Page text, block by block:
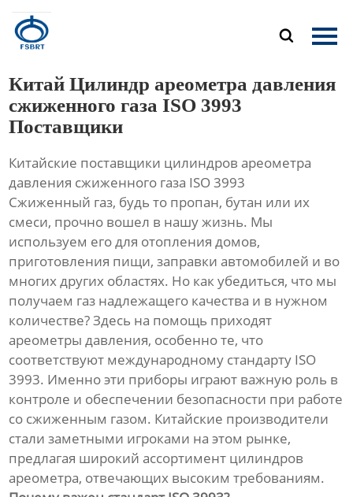

Главная
Контакты
Китай Цилиндр ареометра давления
сжиженного газа ISO 3993
Поставщики
Китайские поставщики цилиндров ареометра
давления сжиженного газа ISO 3993
Сжиженный газ, будь то пропан, бутан или их
смеси, прочно вошел в нашу жизнь. Мы
используем его для отопления домов,
приготовления пищи, заправки автомобилей и во
многих других областях. Но как убедиться, что мы
получаем газ надлежащего качества и в нужном
количестве? Здесь на помощь приходят
ареометры давления, особенно те, что
соответствуют международному стандарту ISO
3993. Именно эти приборы играют важную роль в
контроле и обеспечении безопасности при работе
со сжиженным газом. Китайские производители
стали заметными игроками на этом рынке,
предлагая широкий ассортимент цилиндров
ареометра, отвечающих высоким требованиям.